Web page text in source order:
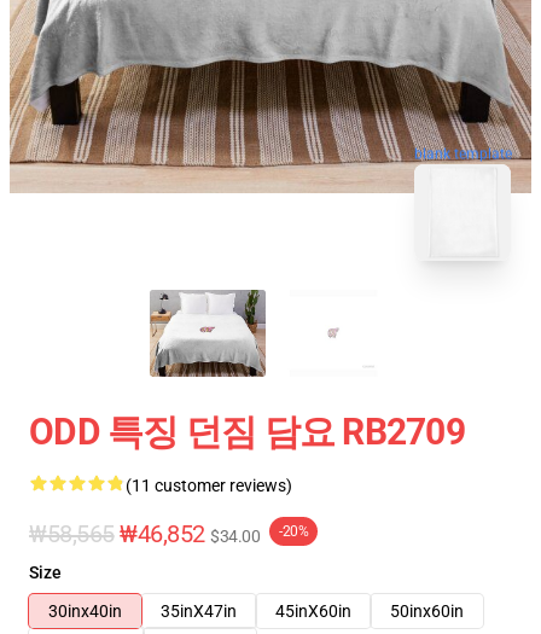
blank template
ODD 특징 던짐 담요 RB2709
(11 customer reviews)
₩58,565₩46,852 $34.00 -20%
Size
30inx40in
35inX47in 45inX60in
50inx60in